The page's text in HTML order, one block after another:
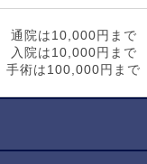
通院は10,000円まで
入院は10,000円まで
手術は100,000円まで